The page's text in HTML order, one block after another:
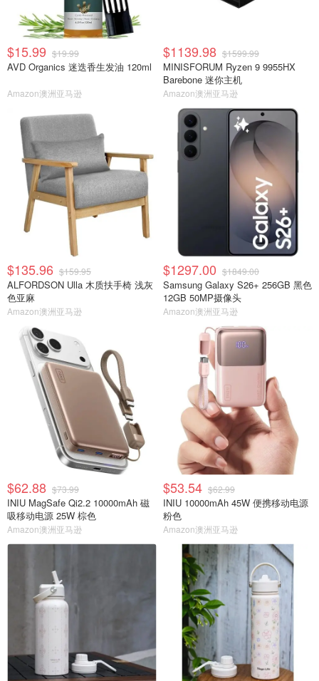
$15.99 $19.99
AVD Organics 迷迭香生发油 120ml
Amazon澳洲亚马逊
$1139.98 $1599.99
MINISFORUM Ryzen 9 9955HX
Barebone 迷你主机
Amazon澳洲亚马逊
$135.96 $159.95
ALFORDSON Ulla 木质扶手椅 浅灰
色亚麻
Amazon澳洲亚马逊
$1297.00 $1849.00
Samsung Galaxy S26+ 256GB 黑色
12GB 50MP摄像头
Amazon澳洲亚马逊
$62.88 $73.99
INIU MagSafe Qi2.2 10000mAh 磁
吸移动电源 25W 棕色
Amazon澳洲亚马逊
$53.54 $62.99
INIU 10000mAh 45W 便携移动电源
粉色
Amazon澳洲亚马逊